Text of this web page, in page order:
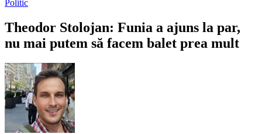
Politic
Theodor Stolojan: Funia a ajuns la par,
nu mai putem să facem balet prea mult